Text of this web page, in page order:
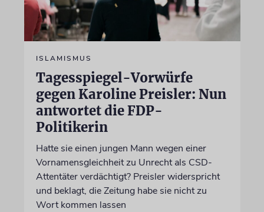
ISLAMISMUS
Tagesspiegel-Vorwürfe
gegen Karoline Preisler: Nun
antwortet die FDP-
Politikerin
Hatte sie einen jungen Mann wegen einer
Vornamensgleichheit zu Unrecht als CSD-
Attentäter verdächtigt? Preisler widerspricht
und beklagt, die Zeitung habe sie nicht zu
Wort kommen lassen